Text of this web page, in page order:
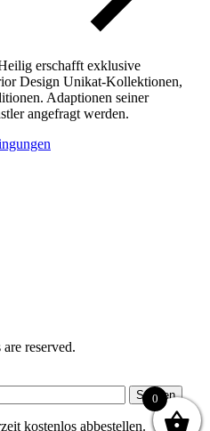
erschafft exklusive
Design Unikat-Kollektionen,
Adaptionen seiner
angefragt werden.
reserved.
Senden
kostenlos abbestellen.
0